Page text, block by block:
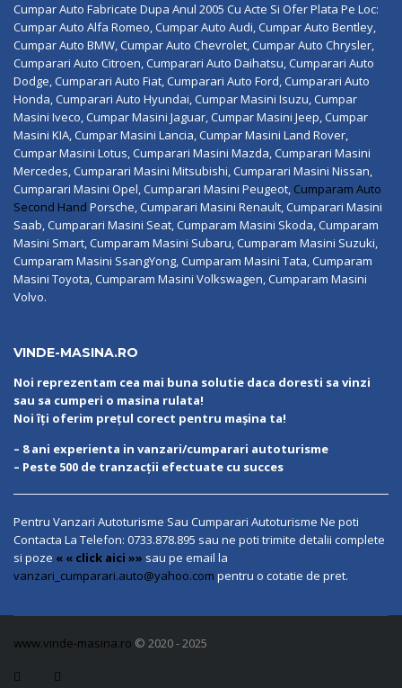
Cumpar Auto Fabricate Dupa Anul 2005 Cu Acte Si Ofer Plata Pe Loc:
Cumpar Auto Alfa Romeo, Cumpar Auto Audi, Cumpar Auto Bentley,
Cumpar Auto BMW, Cumpar Auto Chevrolet, Cumpar Auto Chrysler,
Cumparari Auto Citroen, Cumparari Auto Daihatsu, Cumparari Auto
Dodge, Cumparari Auto Fiat, Cumparari Auto Ford, Cumparari Auto
Honda, Cumparari Auto Hyundai, Cumpar Masini Isuzu, Cumpar
Masini Iveco, Cumpar Masini Jaguar, Cumpar Masini Jeep, Cumpar
Masini KIA, Cumpar Masini Lancia, Cumpar Masini Land Rover,
Cumpar Masini Lotus, Cumparari Masini Mazda, Cumparari Masini
Mercedes, Cumparari Masini Mitsubishi, Cumparari Masini Nissan,
Cumparari Masini Opel, Cumparari Masini Peugeot, Cumparam Auto
Second Hand Porsche, Cumparari Masini Renault, Cumparari Masini
Saab, Cumparari Masini Seat, Cumparam Masini Skoda, Cumparam
Masini Smart, Cumparam Masini Subaru, Cumparam Masini Suzuki,
Cumparam Masini SsangYong, Cumparam Masini Tata, Cumparam
Masini Toyota, Cumparam Masini Volkswagen, Cumparam Masini
Volvo.
VINDE-MASINA.RO
Noi reprezentam cea mai buna solutie daca doresti sa vinzi
sau sa cumperi o masina rulata!
Noi îți oferim prețul corect pentru mașina ta!
– 8 ani experienta in vanzari/cumparari autoturisme
– Peste 500 de tranzacții efectuate cu succes
Pentru Vanzari Autoturisme Sau Cumparari Autoturisme Ne poti
Contacta La Telefon: 0733.878.895 sau ne poti trimite detalii complete
si poze « « click aici »» sau pe email la
vanzari_cumparari.auto@yahoo.com pentru o cotatie de pret.
www.vinde-masina.ro © 2020 - 2025